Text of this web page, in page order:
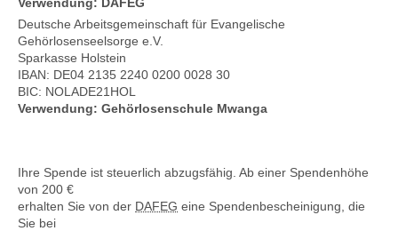
Deutsche Arbeitsgemeinschaft für Evangelische
Gehörlosenseelsorge e.V.
Sparkasse Holstein
IBAN: DE04 2135 2240 0200 0028 30
BIC: NOLADE21HOL
Verwendung: Gehörlosenschule Mwanga
Ihre Spende ist steuerlich abzugsfähig. Ab einer Spendenhöhe
von 200 €
erhalten Sie von der DAFEG eine Spendenbescheinigung, die
Sie bei